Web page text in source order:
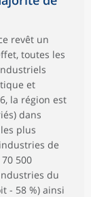
revêt un
toutes les
et
la région est
dans
plus
de
500
du
- 58 %) ainsi